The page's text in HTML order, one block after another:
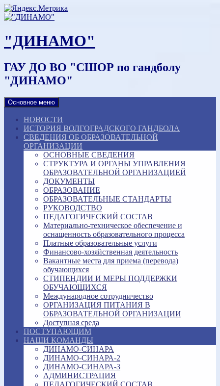
Наверх
"ДИНАМО"
ГАУ ДО ВО "СШОР по гандболу
"ДИНАМО"
Основное меню
НОВОСТИ
ИСТОРИЯ ВОЛГОГРАДСКОГО ГАНДБОЛА
СВЕДЕНИЯ ОБ ОБРАЗОВАТЕЛЬНОЙ
ОРГАНИЗАЦИИ
ОСНОВНЫЕ СВЕДЕНИЯ
СТРУКТУРА И ОРГАНЫ УПРАВЛЕНИЯ
ОБРАЗОВАТЕЛЬНОЙ ОРГАНИЗАЦИЕЙ
ДОКУМЕНТЫ
ОБРАЗОВАНИЕ
ОБРАЗОВАТЕЛЬНЫЕ СТАНДАРТЫ
РУКОВОДСТВО
ПЕДАГОГИЧЕСКИЙ СОСТАВ
Материально-техническое обеспечение и
оснащенность образовательного процесса
Платные образовательные услуги
Финансово-хозяйственная деятельность
Вакантные места для приема (перевода)
обучающихся
СТИПЕНДИИ И МЕРЫ ПОДДЕРЖКИ
ОБУЧАЮЩИХСЯ
Международное сотрудничество
ОРГАНИЗАЦИЯ ПИТАНИЯ В
ОБРАЗОВАТЕЛЬНОЙ ОРГАНИЗАЦИИ
Доступная среда
ПОСТУПАЮЩИМ
НАШИ КОМАНДЫ
ДИНАМО-СИНАРА
ДИНАМО-СИНАРА-2
ДИНАМО-СИНАРА-3
АДМИНИСТРАЦИЯ
ПЕДАГОГИЧЕСКИЙ СОСТАВ